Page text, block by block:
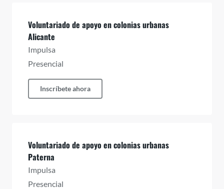
Voluntariado de apoyo en colonias urbanas
Alicante
Impulsa
Presencial
Inscríbete ahora
Voluntariado de apoyo en colonias urbanas
Paterna
Impulsa
Presencial